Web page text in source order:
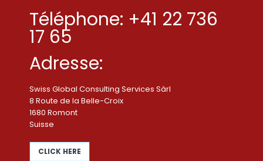
Téléphone: +41 22 736
17 65
Adresse:
Swiss Global Consulting Services Sàrl
8 Route de la Belle-Croix
1680 Romont
Suisse
CLICK HERE